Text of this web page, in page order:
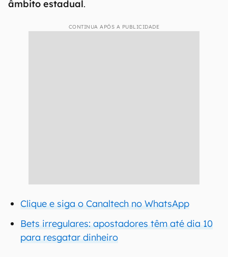
âmbito estadual.
CONTINUA APÓS A PUBLICIDADE
Clique e siga o Canaltech no WhatsApp
Bets irregulares: apostadores têm até dia 10
para resgatar dinheiro